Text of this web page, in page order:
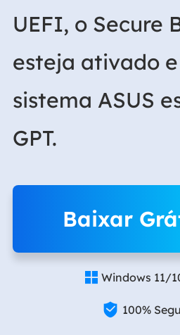
UEFI, o Secure
esteja ativado
sistema ASUS
GPT.
Baixar
 Windows 11/
 100%